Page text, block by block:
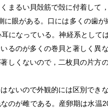
まるい貝殻筋で殻に付着して
に眼がある。口には多くの歯
になっている。神経系として
るのが多くの巻貝と著しく異
しくないので，二枚貝の片方
ないので外観的には区別でき
のが雌である。産卵期は水